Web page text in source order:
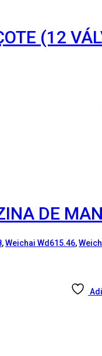
(12
DE
,Weichai Wd615.46,